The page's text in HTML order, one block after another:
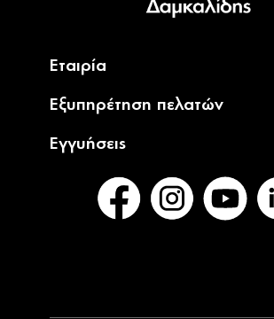
Εταιρία
Εξυπηρέτηση πελατών
Εγγυήσεις